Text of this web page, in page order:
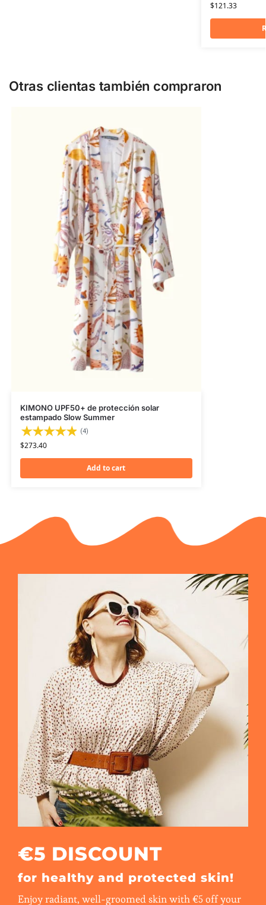
$121.33
Otras clientas también compraron
KIMONO UPF50+ de protección solar
estampado Slow Summer
(4)
$273.40
Add to cart
€5 DISCOUNT
for healthy and protected skin!
Enjoy radiant, well-groomed skin with €5 off your